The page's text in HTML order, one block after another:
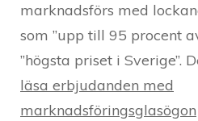
marknadsförs med
som ”upp till 95 procent
”högsta priset i Sverige”.
läsa erbjudanden med
marknadsföringsglasögon